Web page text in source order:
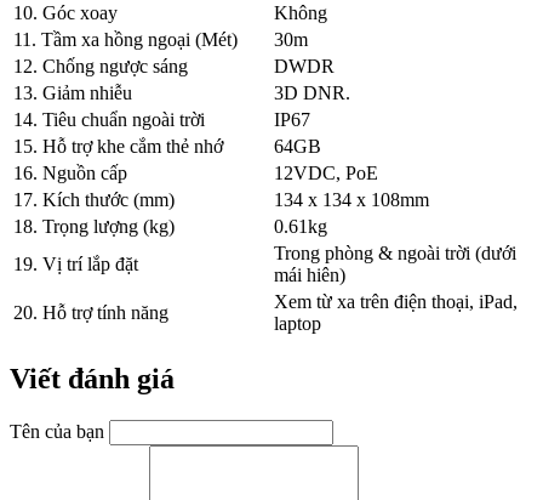
10. Góc xoay
Không
11. Tầm xa hồng ngoại (Mét)
30m
12. Chống ngược sáng
DWDR
13. Giảm nhiễu
3D DNR.
14. Tiêu chuẩn ngoài trời
IP67
15. Hỗ trợ khe cắm thẻ nhớ
64GB
16. Nguồn cấp
12VDC, PoE
17. Kích thước (mm)
134 x 134 x 108mm
18. Trọng lượng (kg)
0.61kg
19. Vị trí lắp đặt
Trong phòng & ngoài trời (dưới
mái hiên)
20. Hỗ trợ tính năng
Xem từ xa trên điện thoại, iPad,
laptop
Viết đánh giá
Tên của bạn